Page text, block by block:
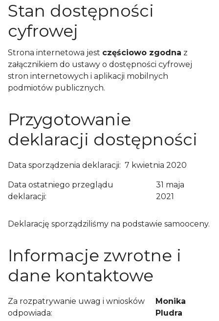
Stan dostępności
cyfrowej
Strona internetowa jest częściowo zgodna z
załącznikiem do ustawy o dostępności cyfrowej
stron internetowych i aplikacji mobilnych
podmiotów publicznych.
Przygotowanie
deklaracji dostępności
Data sporządzenia deklaracji: 7 kwietnia 2020
Data ostatniego przeglądu
deklaracji:
31 maja
2021
Deklarację sporządziliśmy na podstawie samooceny.
Informacje zwrotne i
dane kontaktowe
Za rozpatrywanie uwag i wniosków
odpowiada:
Monika
Pludra